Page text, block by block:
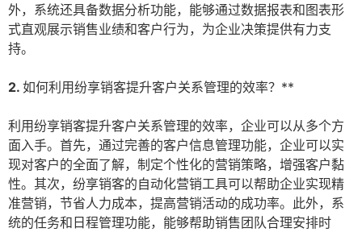
外，系统还具备数据分析功能，能够通过数据报表和图表形
式直观展示销售业绩和客户行为，为企业决策提供有力支
持。
2. 如何利用纷享销客提升客户关系管理的效率？**
利用纷享销客提升客户关系管理的效率，企业可以从多个方
面入手。首先，通过完善的客户信息管理功能，企业可以实
现对客户的全面了解，制定个性化的营销策略，增强客户黏
性。其次，纷享销客的自动化营销工具可以帮助企业实现精
准营销，节省人力成本，提高营销活动的成功率。此外，系
统的任务和日程管理功能，能够帮助销售团队合理安排时